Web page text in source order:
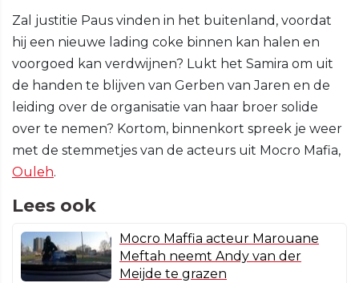
Zal justitie Paus vinden in het buitenland, voordat
hij een nieuwe lading coke binnen kan halen en
voorgoed kan verdwijnen? Lukt het Samira om uit
de handen te blijven van Gerben van Jaren en de
leiding over de organisatie van haar broer solide
over te nemen? Kortom, binnenkort spreek je weer
met de stemmetjes van de acteurs uit Mocro Mafia,
Ouleh.
Lees ook
Mocro Maffia acteur Marouane
Meftah neemt Andy van der
Meijde te grazen